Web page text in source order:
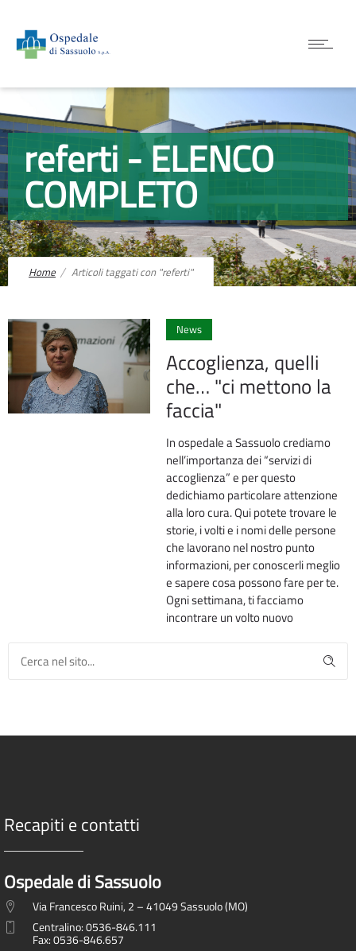
referti - ELENCO
COMPLETO
Home Articoli taggati con "referti"
News
Accoglienza, quelli
che… "ci mettono la
faccia"
In ospedale a Sassuolo crediamo
nell’importanza dei “servizi di
accoglienza” e per questo
dedichiamo particolare attenzione
alla loro cura. Qui potete trovare le
storie, i volti e i nomi delle persone
che lavorano nel nostro punto
informazioni, per conoscerli meglio
e sapere cosa possono fare per te.
Ogni settimana, ti facciamo
incontrare un volto nuovo
Recapiti e contatti
Ospedale di Sassuolo
Via Francesco Ruini, 2 – 41049 Sassuolo (MO)
Centralino: 0536-846.111
Fax: 0536-846.657